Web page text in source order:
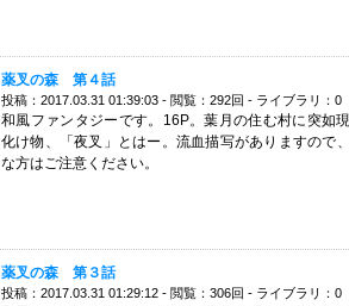
薬叉の森 第４話
投稿：2017.03.31 01:39:03 - 閲覧：292回 - ライブラリ：0
和風ファンタジーです。16P。葉月の住む村に突如
化け物、「夜叉」とはー。流血描写がありますので
な方はご注意ください。
薬叉の森 第３話
投稿：2017.03.31 01:29:12 - 閲覧：306回 - ライブラリ：0